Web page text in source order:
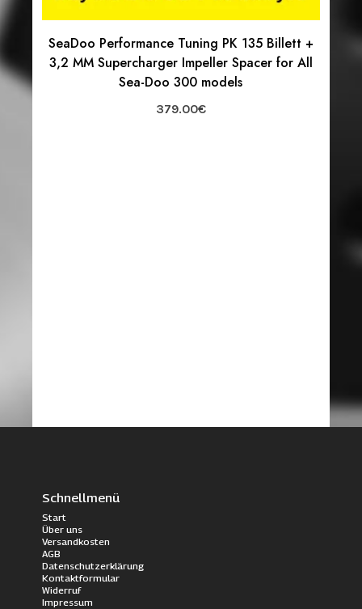
SeaDoo Performance Tuning PK 135 Billett +
3,2 MM Supercharger Impeller Spacer for All
Sea-Doo 300 models
379.00€
Schnellmenü
Start
Über uns
Versandkosten
AGB
Datenschutzerklärung
Kontaktformular
Widerruf
Impressum